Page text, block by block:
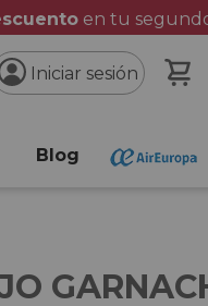
en tu
Iniciar sesión
Blog